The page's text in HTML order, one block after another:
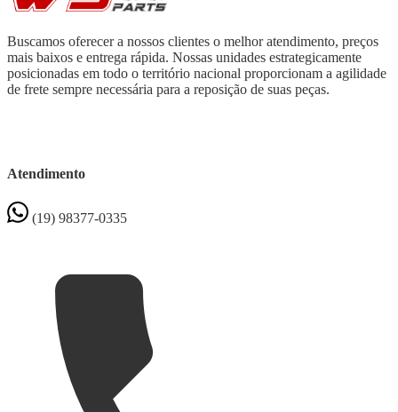
Buscamos oferecer a nossos clientes o melhor atendimento, preços
mais baixos e entrega rápida. Nossas unidades estrategicamente
posicionadas em todo o território nacional proporcionam a agilidade
de frete sempre necessária para a reposição de suas peças.
Atendimento
(19) 98377-0335